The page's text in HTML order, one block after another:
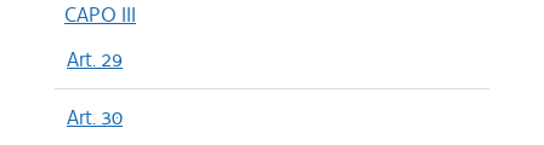
CAPO III
Art. 29
Art. 30